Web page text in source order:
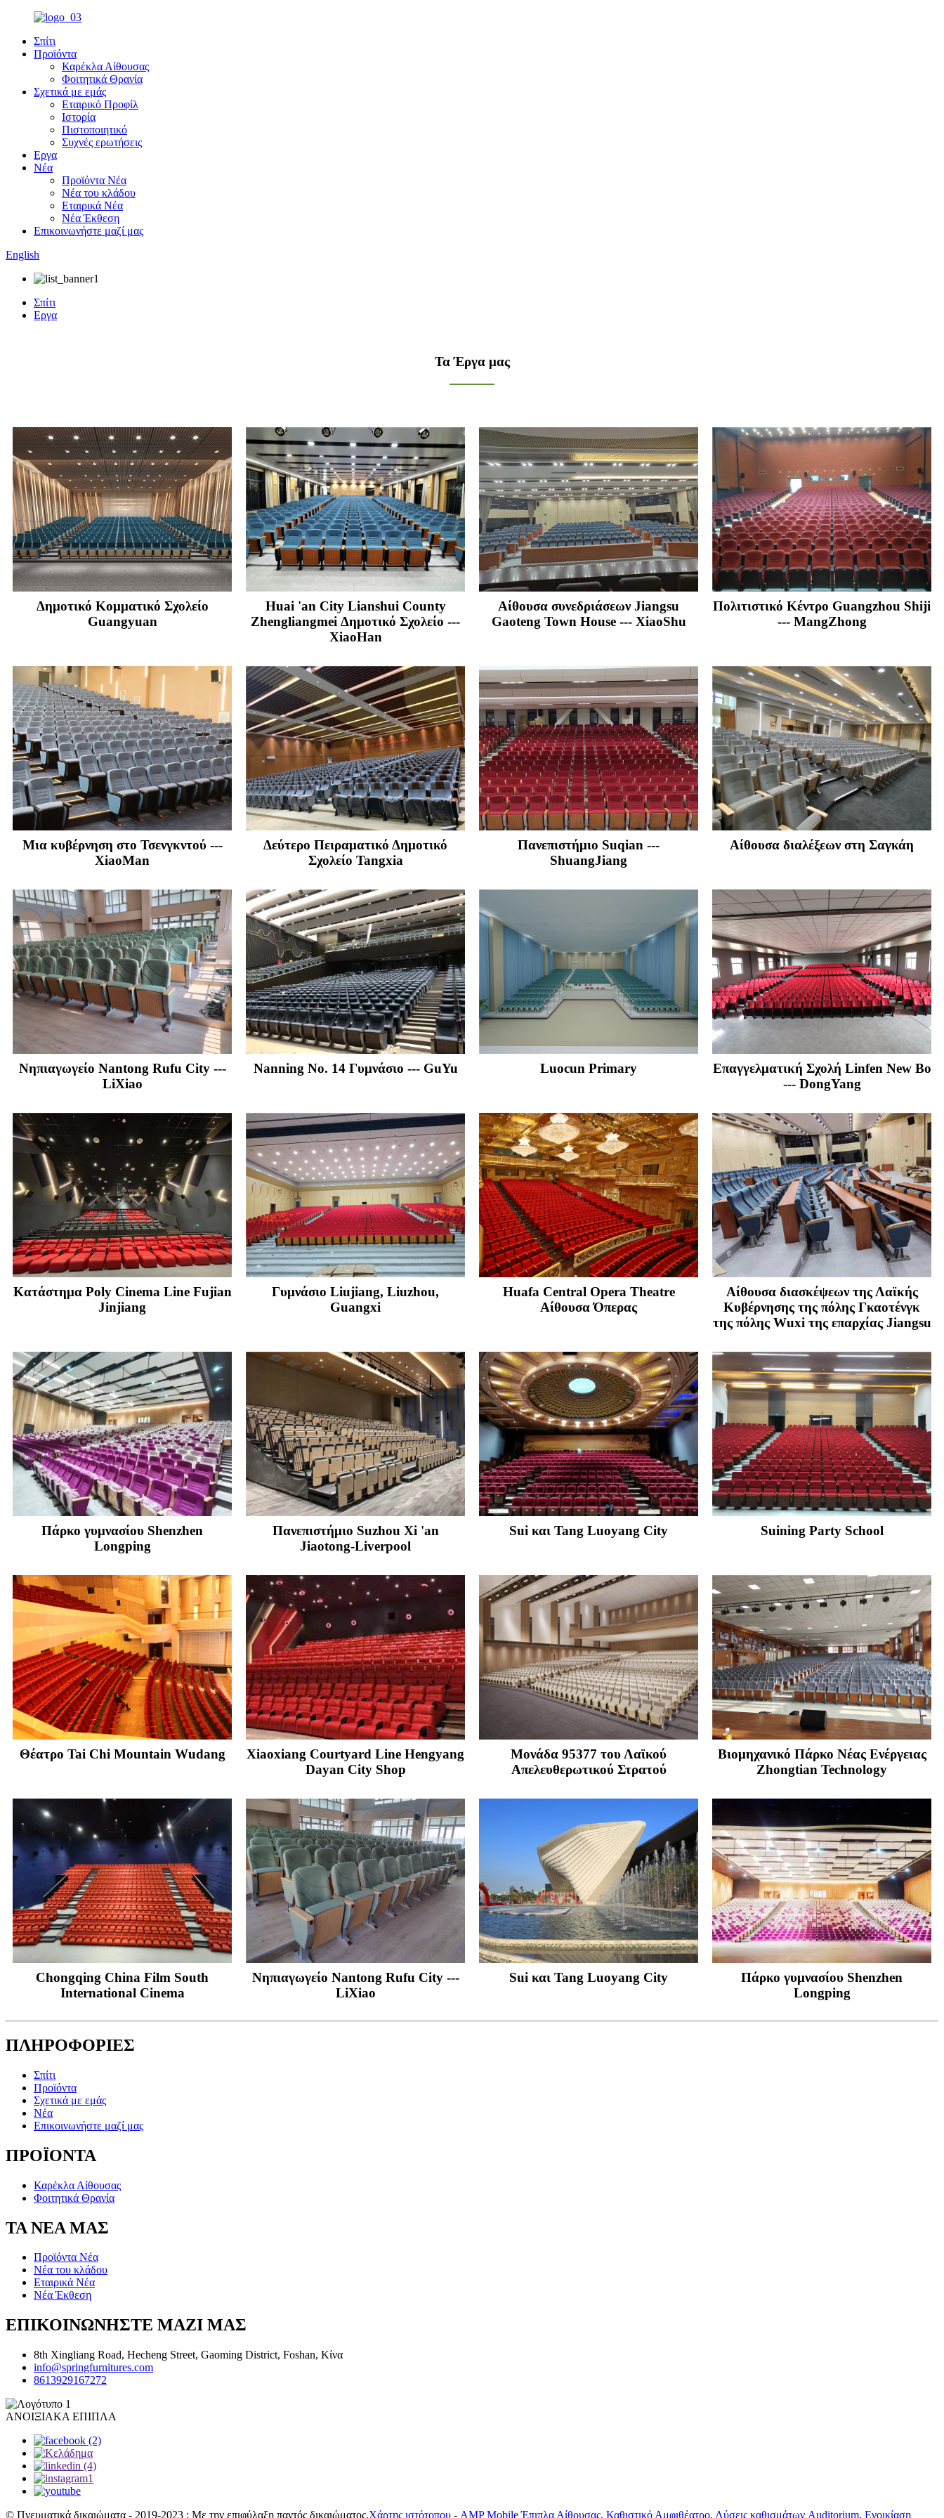
Σπίτι
Προϊόντα
Καρέκλα Αίθουσας
Φοιτητικά Θρανία
Σχετικά με εμάς
Εταιρικό Προφίλ
Ιστορία
Πιστοποιητικό
Συχνές ερωτήσεις
Εργα
Νέα
Προϊόντα Νέα
Νέα του κλάδου
Εταιρικά Νέα
Νέα Έκθεση
Επικοινωνήστε μαζί μας
English
Σπίτι
Εργα
Τα Έργα μας
Δημοτικό Κομματικό Σχολείο
Guangyuan
Huai 'an City Lianshui County
Zhengliangmei Δημοτικό Σχολείο ---
XiaoHan
Αίθουσα συνεδριάσεων Jiangsu
Gaoteng Town House --- XiaoShu
Πολιτιστικό Κέντρο Guangzhou Shiji
--- MangZhong
Μια κυβέρνηση στο Τσενγκντού ---
XiaoMan
Δεύτερο Πειραματικό Δημοτικό
Σχολείο Tangxia
Πανεπιστήμιο Suqian ---
ShuangJiang
Αίθουσα διαλέξεων στη Σαγκάη
Νηπιαγωγείο Nantong Rufu City ---
LiXiao
Nanning Νο. 14 Γυμνάσιο --- GuYu Luocun Primary
Επαγγελματική Σχολή Linfen New Bo
--- DongYang
Κατάστημα Poly Cinema Line Fujian
Jinjiang
Γυμνάσιο Liujiang, Liuzhou,
Guangxi
Huafa Central Opera Theatre
Αίθουσα Όπερας
Αίθουσα διασκέψεων της Λαϊκής
Κυβέρνησης της πόλης Γκαοτένγκ
της πόλης Wuxi της επαρχίας Jiangsu
Πάρκο γυμνασίου Shenzhen
Longping
Πανεπιστήμιο Suzhou Xi 'an
Jiaotong-Liverpool
Sui και Tang Luoyang City Suining Party School
Θέατρο Tai Chi Mountain Wudang
Xiaoxiang Courtyard Line Hengyang
Dayan City Shop
Μονάδα 95377 του Λαϊκού
Απελευθερωτικού Στρατού
Βιομηχανικό Πάρκο Νέας Ενέργειας
Zhongtian Technology
Chongqing China Film South
International Cinema
Νηπιαγωγείο Nantong Rufu City ---
LiXiao
Sui και Tang Luoyang City
Πάρκο γυμνασίου Shenzhen
Longping
ΠΛΗΡΟΦΟΡΙΕΣ
Σπίτι
Προϊόντα
Σχετικά με εμάς
Νέα
Επικοινωνήστε μαζί μας
ΠΡΟΪΟΝΤΑ
Καρέκλα Αίθουσας
Φοιτητικά Θρανία
ΤΑ ΝΕΑ ΜΑΣ
Προϊόντα Νέα
Νέα του κλάδου
Εταιρικά Νέα
Νέα Έκθεση
ΕΠΙΚΟΙΝΩΝΗΣΤΕ ΜΑΖΙ ΜΑΣ
8th Xingliang Road, Hecheng Street, Gaoming District, Foshan, Κίνα
info@springfurnitures.com
8613929167272
ΑΝΟΙΞΙΑΚΑ ΕΠΙΠΛΑ
© Πνευματικά δικαιώματα - 2019-2023 : Με την επιφύλαξη παντός δικαιώματος.Χάρτης ιστότοπου - AMP Mobile Έπιπλα Αίθουσας, Καθιστικό Αμφιθέατρο, Λύσεις καθισμάτων Auditorium, Ενοικίαση